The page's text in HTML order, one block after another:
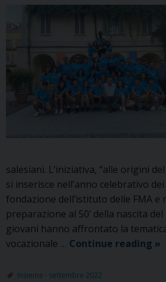
salesiani. L’iniziativa, “alle origini
si inserisce nell’anno celebrativo
fondazione dell’istituto delle FMA e
preparazione al 50’ della nascita del
giovani hanno affrontato la
vocazionale … Continue reading »
Insieme - settembre 2022